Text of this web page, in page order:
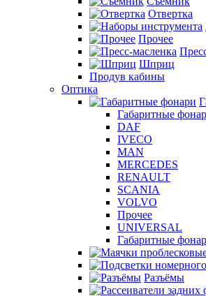
Отвертка
Прочее
Шприц
Продув кабины
Оптика
Габаритные
DAF
IVECO
MAN
MERCEDES
RENAULT
SCANIA
VOLVO
Прочее
UNIVERSAL
Габаритные
Разъёмы